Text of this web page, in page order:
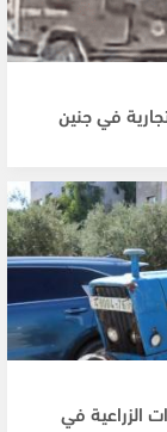
في جنين
الزراعية في